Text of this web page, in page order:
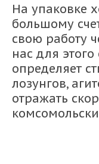
На упаковке
большому
свою работу
нас для
определяет
лозунгов,
отражать